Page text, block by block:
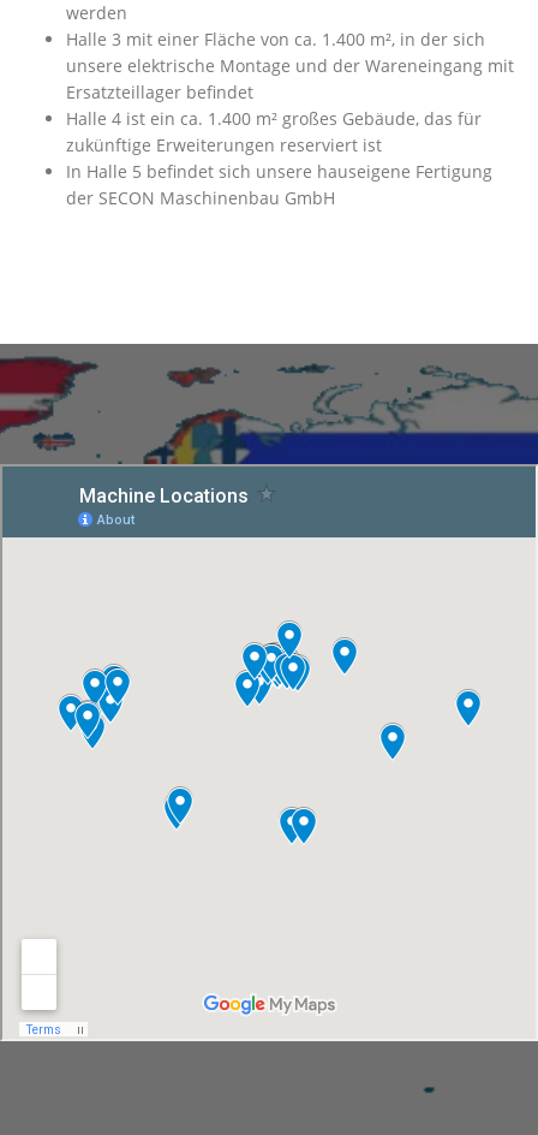
werden
Halle 3 mit einer Fläche von ca. 1.400 m², in der sich
unsere elektrische Montage und der Wareneingang mit
Ersatzteillager befindet
Halle 4 ist ein ca. 1.400 m² großes Gebäude, das für
zukünftige Erweiterungen reserviert ist
In Halle 5 befindet sich unsere hauseigene Fertigung
der SECON Maschinenbau GmbH